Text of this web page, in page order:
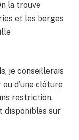
la trouve
et les berges
je conseillerais
d’une clôture
restriction.
disponibles sur